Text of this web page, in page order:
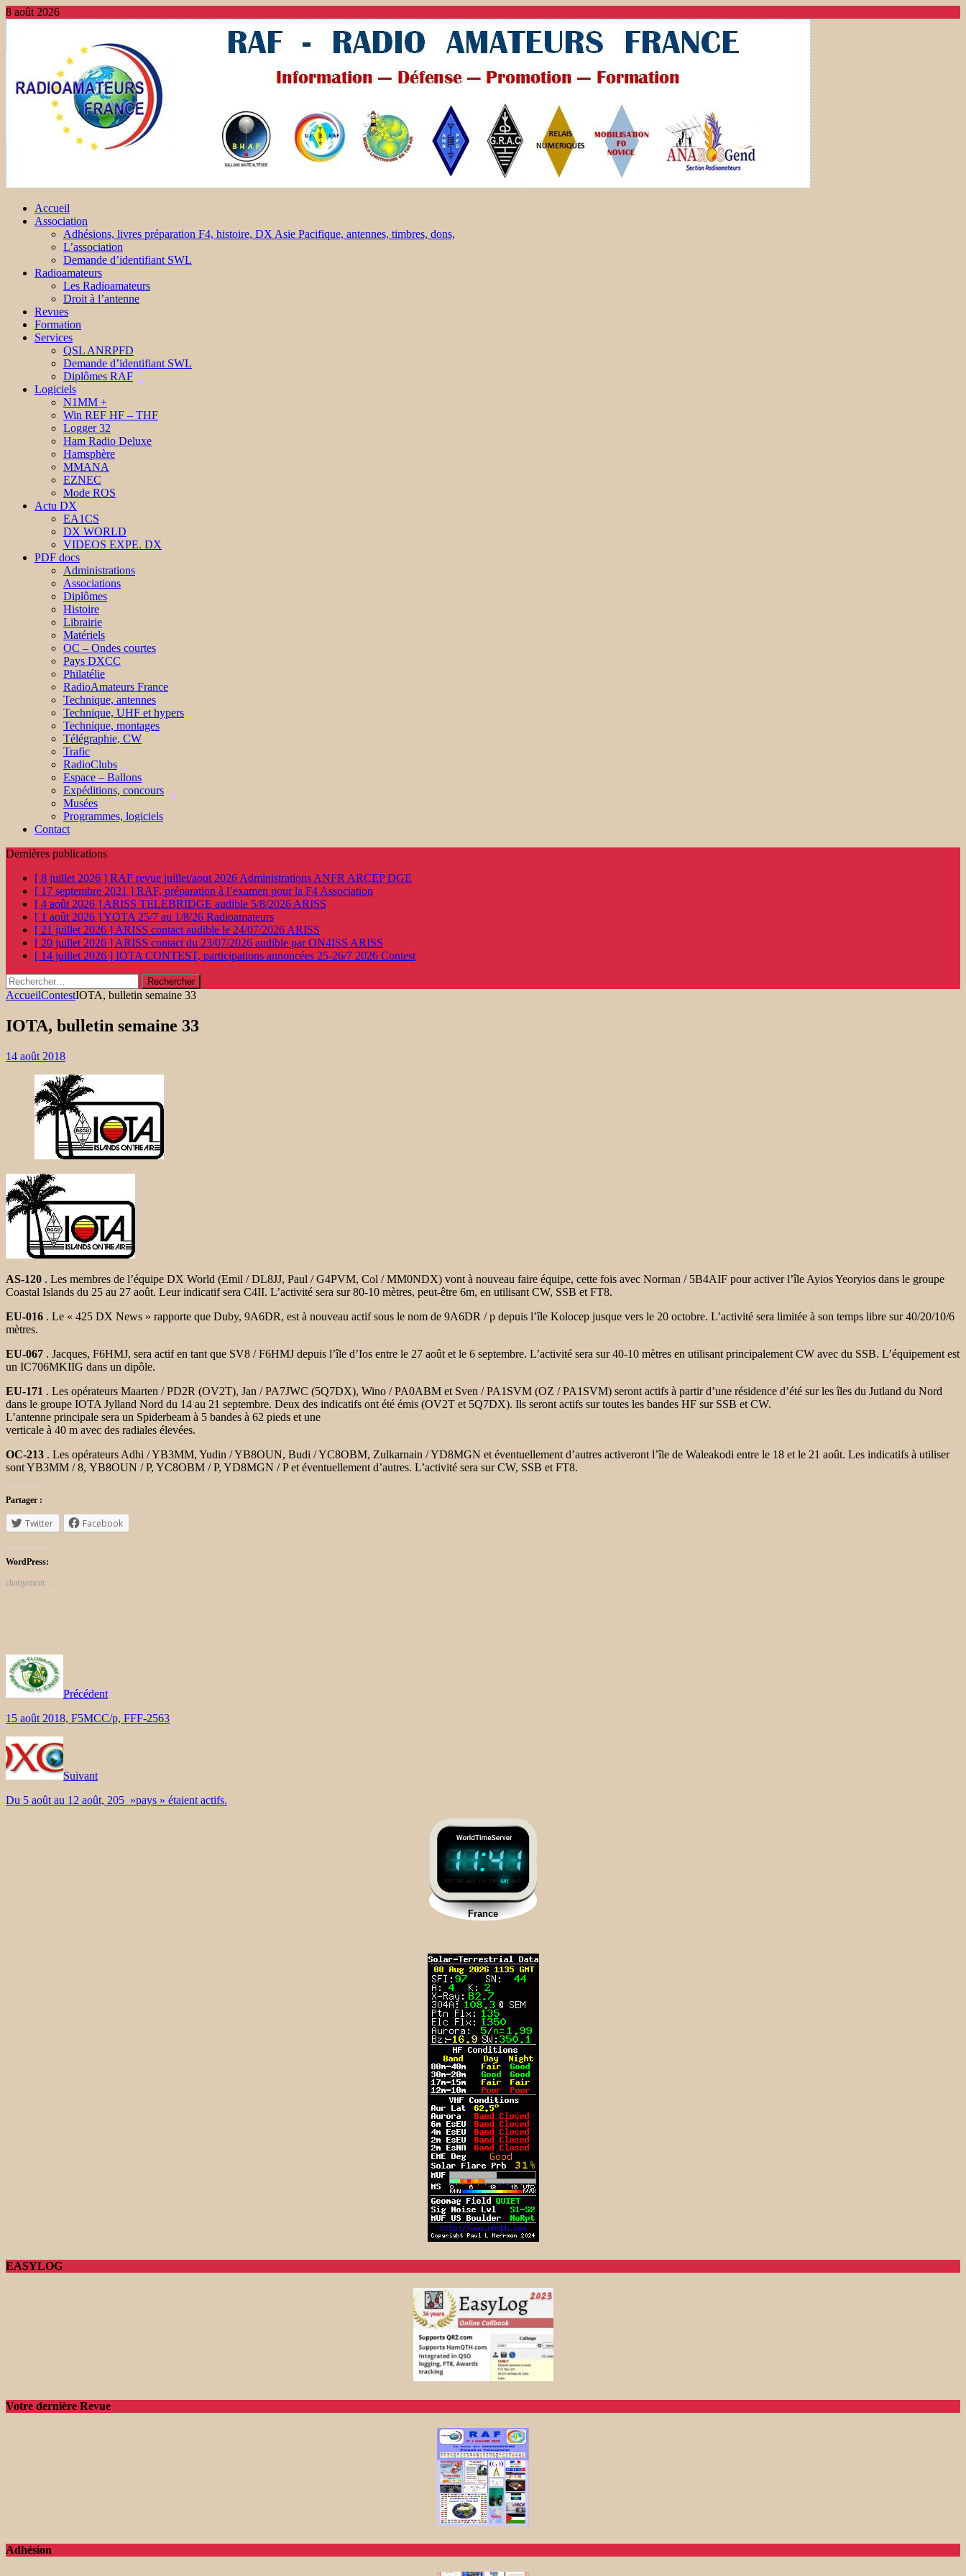
8 août 2026
Accueil
Association
Adhésions, livres préparation F4, histoire, DX Asie Pacifique, antennes, timbres, dons,
L’association
Demande d’identifiant SWL
Radioamateurs
Les Radioamateurs
Droit à l’antenne
Revues
Formation
Services
QSL ANRPFD
Demande d’identifiant SWL
Diplômes RAF
Logiciels
N1MM +
Win REF HF – THF
Logger 32
Ham Radio Deluxe
Hamsphère
MMANA
EZNEC
Mode ROS
Actu DX
EA1CS
DX WORLD
VIDEOS EXPE. DX
PDF docs
Administrations
Associations
Diplômes
Histoire
Librairie
Matériels
OC – Ondes courtes
Pays DXCC
Philatélie
RadioAmateurs France
Technique, antennes
Technique, UHF et hypers
Technique, montages
Télégraphie, CW
Trafic
RadioClubs
Espace – Ballons
Expéditions, concours
Musées
Programmes, logiciels
Contact
Dernières publications
[ 8 juillet 2026 ] RAF revue juillet/aout 2026 Administrations ANFR ARCEP DGE
[ 17 septembre 2021 ] RAF, préparation à l’examen pour la F4 Association
[ 4 août 2026 ] ARISS TELEBRIDGE audible 5/8/2026 ARISS
[ 1 août 2026 ]YOTA 25/7 au 1/8/26 Radioamateurs
[ 21 juillet 2026 ] ARISS contact audible le 24/07/2026 ARISS
[ 20 juillet 2026 ] ARISS contact du 23/07/2026 audible par ON4ISS ARISS
[ 14 juillet 2026 ] IOTA CONTEST, participations annoncées 25-26/7 2026 Contest
Rechercher :
AccueilContestIOTA, bulletin semaine 33
IOTA, bulletin semaine 33
14 août 2018
AS-120 . Les membres de l’équipe DX World (Emil / DL8JJ, Paul / G4PVM, Col / MM0NDX) vont à nouveau faire équipe, cette fois avec Norman / 5B4AIF pour activer l’île Ayios Yeoryios dans le groupe
Coastal Islands du 25 au 27 août. Leur indicatif sera C4II. L’activité sera sur 80-10 mètres, peut-être 6m, en utilisant CW, SSB et FT8.
EU-016 . Le « 425 DX News » rapporte que Duby, 9A6DR, est à nouveau actif sous le nom de 9A6DR / p depuis l’île Kolocep jusque vers le 20 octobre. L’activité sera limitée à son temps libre sur 40/20/10/6
mètres.
EU-067 . Jacques, F6HMJ, sera actif en tant que SV8 / F6HMJ depuis l’île d’Ios entre le 27 août et le 6 septembre. L’activité sera sur 40-10 mètres en utilisant principalement CW avec du SSB. L’équipement est
un IC706MKIIG dans un dipôle.
EU-171 . Les opérateurs Maarten / PD2R (OV2T), Jan / PA7JWC (5Q7DX), Wino / PA0ABM et Sven / PA1SVM (OZ / PA1SVM) seront actifs à partir d’une résidence d’été sur les îles du Jutland du Nord
dans le groupe IOTA Jylland Nord du 14 au 21 septembre. Deux des indicatifs ont été émis (OV2T et 5Q7DX). Ils seront actifs sur toutes les bandes HF sur SSB et CW.
L’antenne principale sera un Spiderbeam à 5 bandes à 62 pieds et une
verticale à 40 m avec des radiales élevées.
OC-213 . Les opérateurs Adhi / YB3MM, Yudin / YB8OUN, Budi / YC8OBM, Zulkarnain / YD8MGN et éventuellement d’autres activeront l’île de Waleakodi entre le 18 et le 21 août. Les indicatifs à utiliser
sont YB3MM / 8, YB8OUN / P, YC8OBM / P, YD8MGN / P et éventuellement d’autres. L’activité sera sur CW, SSB et FT8.
Partager :
Twitter Facebook
WordPress:
chargement…
Précédent
15 août 2018, F5MCC/p, FFF-2563
Suivant
Du 5 août au 12 août, 205 »pays » étaient actifs.
EASYLOG
Votre dernière Revue
Adhésion